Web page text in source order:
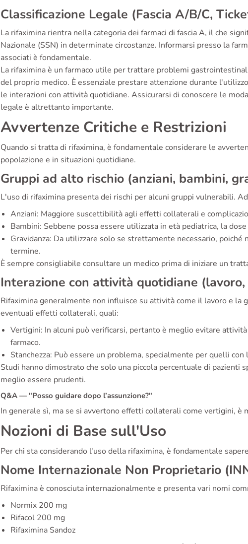
Classificazione Legale (Fascia A/B/C,
La rifaximina rientra nella categoria dei farmaci di fascia A, il che
Nazionale (SSN) in determinate circostanze. Informarsi presso la
associati è fondamentale.
La rifaximina è un farmaco utile per trattare problemi
del proprio medico. È essenziale prestare attenzione durante
le interazioni con attività quotidiane. Assicurarsi di conoscere le
legale è altrettanto importante.
Avvertenze Critiche e Restrizioni
Quando si tratta di rifaximina, è fondamentale considerare le
popolazione e in situazioni quotidiane.
Gruppi ad alto rischio (anziani, bambini,
L'uso di rifaximina presenta dei rischi per alcuni gruppi vulnerabili.
Anziani: Maggiore suscettibilità agli effetti collaterali e
Bambini: Sebbene possa essere utilizzata in età pediatrica, la
Gravidanza: Da utilizzare solo se strettamente necessario,
termine.
È sempre consigliabile consultare un medico prima di iniziare un
Interazione con attività quotidiane
Rifaximina generalmente non influisce su attività come il lavoro e la
eventuali effetti collaterali, quali:
Vertigini: In alcuni può verificarsi, pertanto è meglio evitare
farmaco.
Stanchezza: Può essere un problema, specialmente per quelli
Studi hanno dimostrato che solo una piccola percentuale di
meglio essere prudenti.
Q&A — "Posso guidare dopo l’assunzione?"
In generale sì, ma se si avvertono effetti collaterali come vertigini, è
Nozioni di Base sull'Uso
Per chi sta considerando l'uso della rifaximina, è fondamentale
Nome Internazionale Non Proprietario
Rifaximina è conosciuta internazionalmente e presenta vari nomi
Normix 200 mg
Rifacol 200 mg
Rifaximina Sandoz